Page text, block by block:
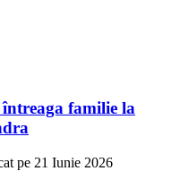
familie la
pe 21 Iunie 2026